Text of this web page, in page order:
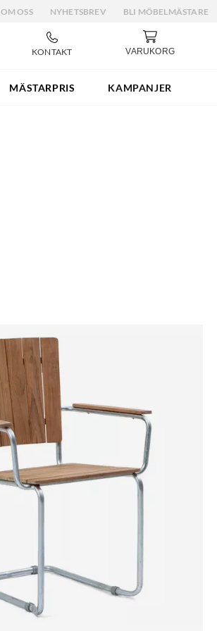
OM OSS NYHETSBREV BLI MÖBELMÄSTARE
KONTAKT VARUKORG
MÄSTARPRIS KAMPANJER